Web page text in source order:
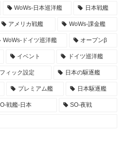
WoWs-日本巡洋艦 日本戦艦
アメリカ戦艦 WoWs-課金艦
WoWs-ドイツ巡洋艦 オープンβ
イベント ドイツ巡洋艦
ィック設定 日本の駆逐艦
プレミアム艦 日本駆逐艦
戦艦-日本 SO-夜戦